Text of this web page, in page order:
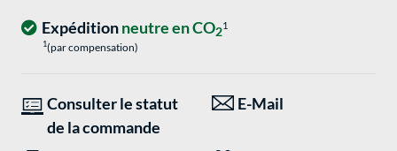
Expéditionneutre en CO21
1(par compensation)
Consulter le statut
de la commande
E-Mail